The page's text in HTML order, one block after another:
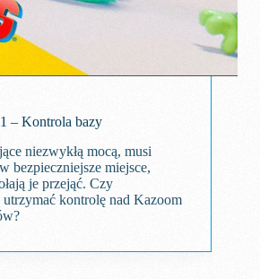
– Kontrola bazy
niezwykłą mocą, musi
bezpieczniejsze miejsce,
je przejąć. Czy
utrzymać kontrolę nad Kazoom